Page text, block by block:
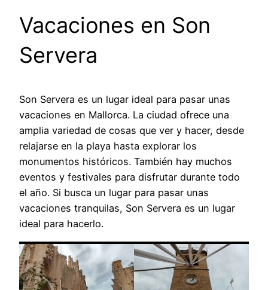
Vacaciones en Son
Servera
Son Servera es un lugar ideal para pasar unas
vacaciones en Mallorca. La ciudad ofrece una
amplia variedad de cosas que ver y hacer, desde
relajarse en la playa hasta explorar los
monumentos históricos. También hay muchos
eventos y festivales para disfrutar durante todo
el año. Si busca un lugar para pasar unas
vacaciones tranquilas, Son Servera es un lugar
ideal para hacerlo.